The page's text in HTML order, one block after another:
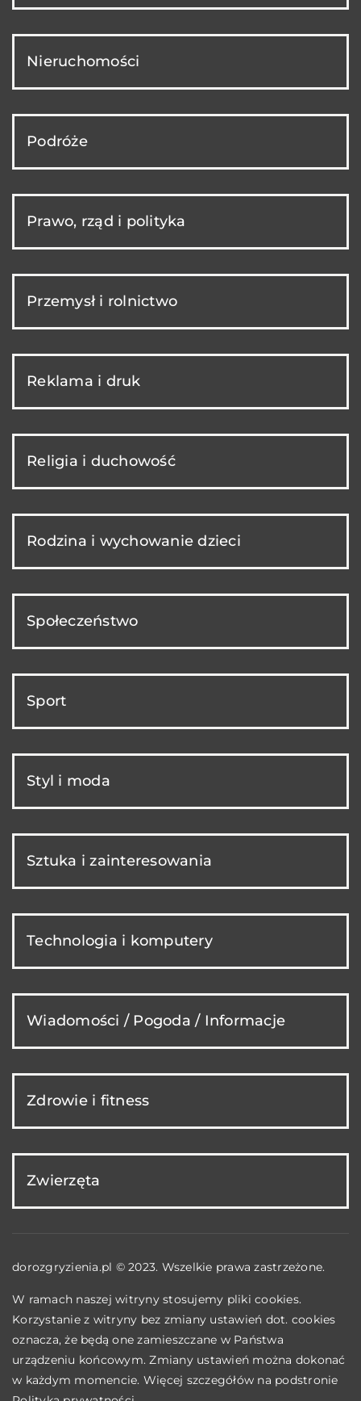
Nieruchomości
Podróże
Prawo, rząd i polityka
Przemysł i rolnictwo
Reklama i druk
Religia i duchowość
Rodzina i wychowanie dzieci
Społeczeństwo
Sport
Styl i moda
Sztuka i zainteresowania
Technologia i komputery
Wiadomości / Pogoda / Informacje
Zdrowie i fitness
Zwierzęta
dorozgryzienia.pl © 2023. Wszelkie prawa zastrzeżone.
W ramach naszej witryny stosujemy pliki cookies.
Korzystanie z witryny bez zmiany ustawień dot. cookies
oznacza, że będą one zamieszczane w Państwa
urządzeniu końcowym. Zmiany ustawień można dokonać
w każdym momencie. Więcej szczegółów na podstronie